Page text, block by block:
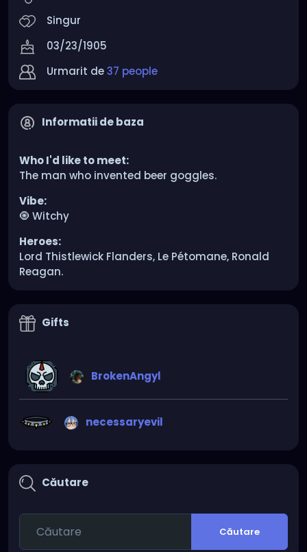
Singur
03/23/1905
Urmarit de37 people
Informatii de baza
Who I'd like to meet:
The man who invented beer goggles.
Vibe:
🧿 Witchy
Heroes:
Lord Thistlewick Flanders, Le Pétomane, Ronald
Reagan.
Gifts
BrokenAngyl
necessaryevil
Căutare
Căutare